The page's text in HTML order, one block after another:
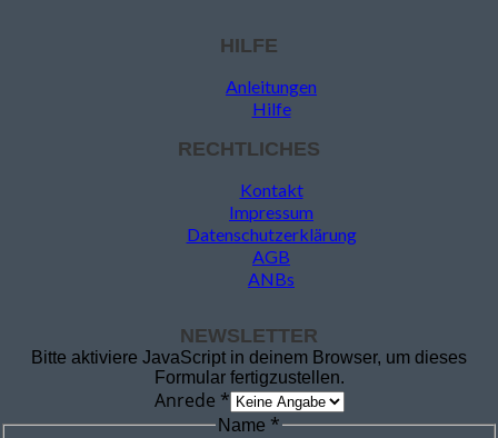
HILFE
Anleitungen
Hilfe
RECHTLICHES
Kontakt
Impressum
Datenschutzerklärung
AGB
ANBs
NEWSLETTER
Bitte aktiviere JavaScript in deinem Browser, um dieses
Formular fertigzustellen.
Anrede *
Name *